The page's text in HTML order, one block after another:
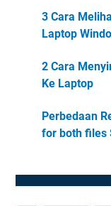
3 Cara
Laptop
2 Cara
Ke Laptop
Perbedaan
for both files